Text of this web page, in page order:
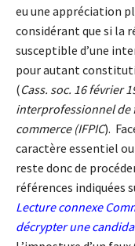
eu une appréciation
considérant que si la
susceptible d’une
pour autant
(Cass. soc. 16 février
interprofessionnel de
commerce (IFPIC).
caractère essentiel
reste donc de
références indiquées
Lecture connexe
décrypter une